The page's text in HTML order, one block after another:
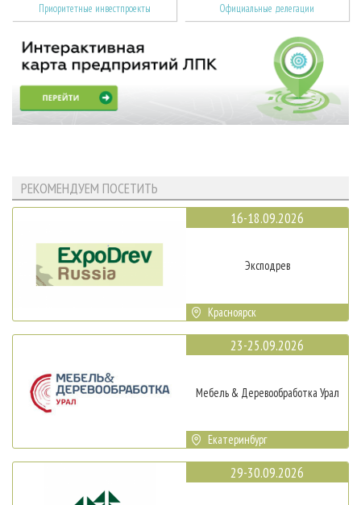
Приоритетные инвестпроекты Официальные делегации
РЕКОМЕНДУЕМ ПОСЕТИТЬ
16-18.09.2026
Эксподрев
Красноярск
23-25.09.2026
Мебель & Деревообработка Урал
Екатеринбург
29-30.09.2026